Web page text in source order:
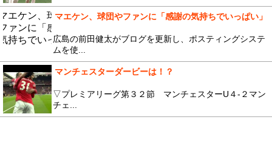
マエケン、球団やファンに「感謝の気持ちでいっぱい」
広島の前田健太がブログを更新し、ポスティングシステ
ムを使...
マンチェスターダービーは！？
▽プレミアリーグ第３２節 マンチェスターU４-２マン
チェ...